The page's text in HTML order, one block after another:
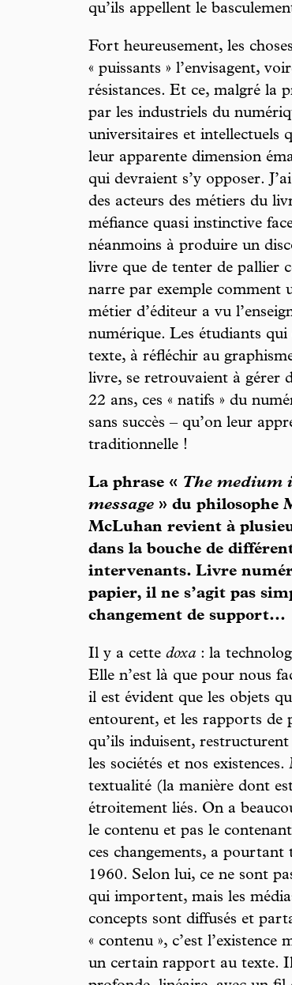
qu’ils appellent le
Fort heureusement, les
« puissants » l’envisagent,
résistances. Et ce, malgré la
par les industriels du
universitaires et intellectuels
leur apparente dimension
qui devraient s’y opposer.
des acteurs des métiers du
méfiance quasi instinctive
néanmoins à produire un
livre que de tenter de pallier
narre par exemple comment
métier d’éditeur a vu
numérique. Les étudiants
texte, à réfléchir au
livre, se retrouvaient à gérer
22 ans, ces « natifs » du
sans succès – qu’on leur
traditionnelle !
La phrase « The medium
message » du philosophe
McLuhan revient à
dans la bouche de
intervenants. Livre
papier, il ne s’agit pas
changement de support...
Il y a cette doxa : la
Elle n’est là que pour nous
il est évident que les objets
entourent, et les rapports de
qu’ils induisent,
les sociétés et nos
textualité (la manière dont
étroitement liés. On a
le contenu et pas le
ces changements, a pourtant
1960. Selon lui, ce ne sont
qui importent, mais les
concepts sont diffusés et
« contenu », c’est
un certain rapport au texte.